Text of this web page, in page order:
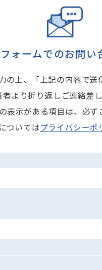
フォームでのお問い
上、「上記の内容で送
者より折り返しご連絡差し
の表示がある項目は、必ず
ついてはプライバシーポ